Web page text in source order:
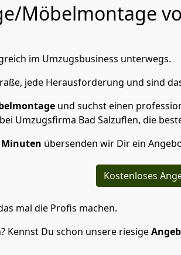
Möbelmontage
im Umzugsbusiness unterwegs.
jede Herausforderung und sind
und suchst einen
Umzugsfirma Bad Salzuflen, die
Minuten übersenden wir Dir ein
Kostenloses
mal die Profis machen.
Kennst Du schon unsere riesige